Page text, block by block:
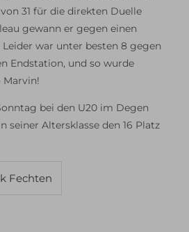
31 für die direkten Duelle
gewann er gegen einen
war unter besten 8 gegen
Endstation, und so wurde
Marvin!
bei den U20 im Degen
seiner Altersklasse den 16 Platz
Fechten